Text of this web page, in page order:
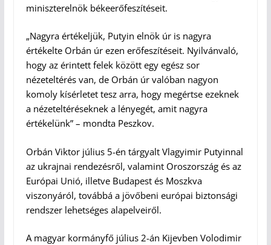
miniszterelnök békeerőfeszítéseit.
„Nagyra értékeljük, Putyin elnök úr is nagyra
értékelte Orbán úr ezen erőfeszítéseit. Nyilvánvaló,
hogy az érintett felek között egy egész sor
nézeteltérés van, de Orbán úr valóban nagyon
komoly kísérletet tesz arra, hogy megértse ezeknek
a nézeteltéréseknek a lényegét, amit nagyra
értékelünk” – mondta Peszkov.
Orbán Viktor július 5-én tárgyalt Vlagyimir Putyinnal
az ukrajnai rendezésről, valamint Oroszország és az
Európai Unió, illetve Budapest és Moszkva
viszonyáról, továbbá a jövőbeni európai biztonsági
rendszer lehetséges alapelveiről.
A magyar kormányfő július 2-án Kijevben Volodimir